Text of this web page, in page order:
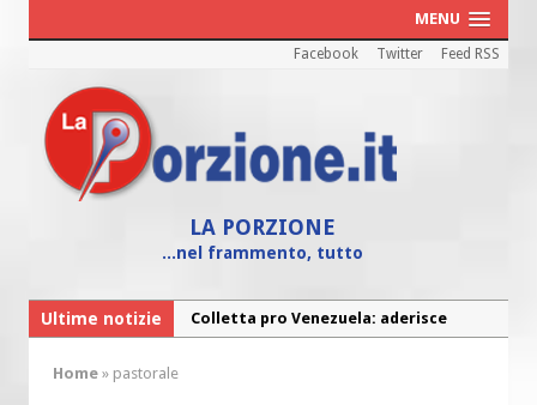
MENU
Facebook Twitter Feed RSS
LA PORZIONE
...nel frammento, tutto
Ultime notizie
Fine vita: la Chiesa Cattolica inglese si
Home » pastorale